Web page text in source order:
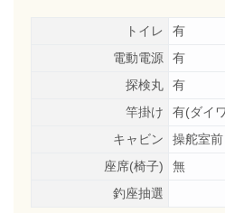
トイレ
有
電動電源
有
探検丸
有
竿掛け
有(ダイ
キャビン
操舵室前
座席(椅子)
無
釣座抽選